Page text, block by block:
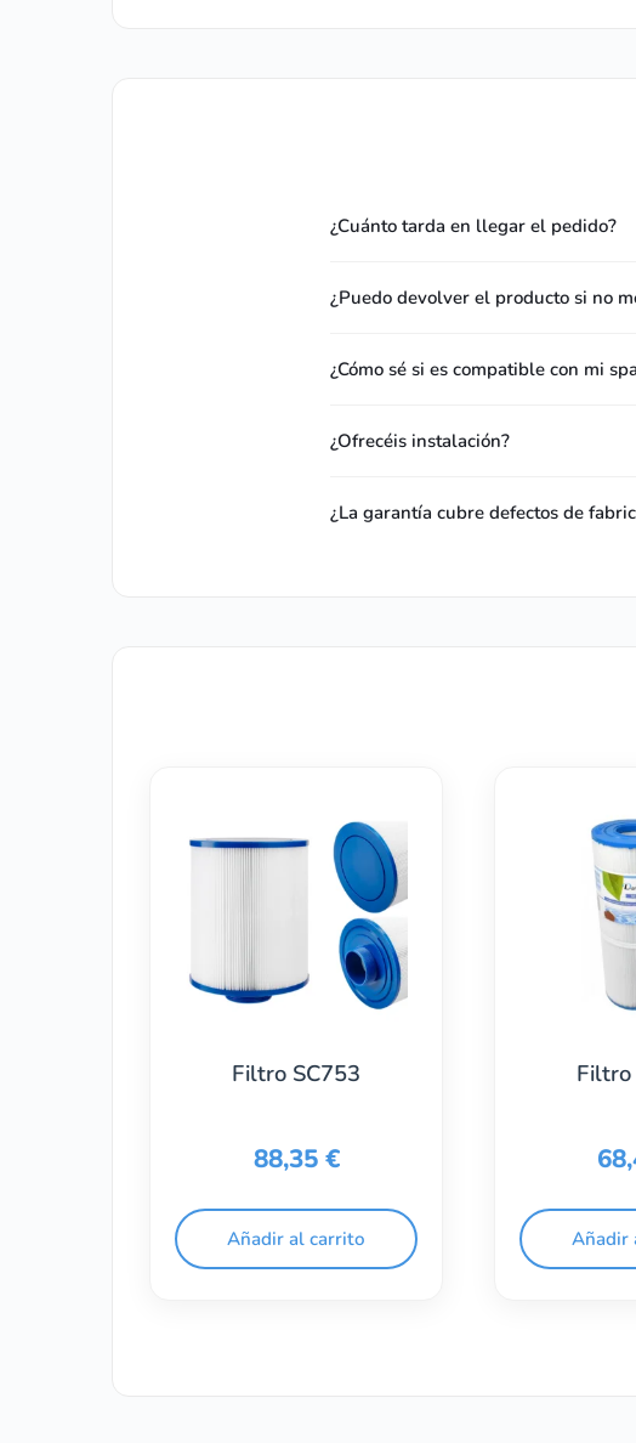
¿Cuánto tarda en llegar el pedido?
¿Puedo devolver el producto si no
¿Cómo sé si es compatible con mi
¿Ofrecéis instalación?
¿La garantía cubre defectos de
Filtro SC753
88,35 €
Añadir al carrito
Filtro
Añadir